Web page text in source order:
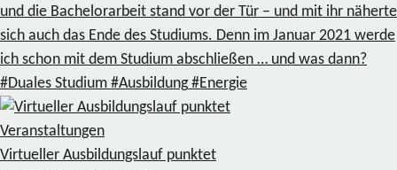
und die Bachelorarbeit stand vor der Tür – und mit ihr näherte
sich auch das Ende des Studiums. Denn im Januar 2021 werde
ich schon mit dem Studium abschließen … und was dann?
#Duales Studium #Ausbildung #Energie
Veranstaltungen
Virtueller Ausbildungslauf punktet